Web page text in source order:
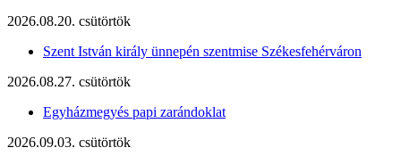
2026.08.20. csütörtök
Szent István király ünnepén szentmise Székesfehérváron
2026.08.27. csütörtök
Egyházmegyés papi zarándoklat
2026.09.03. csütörtök